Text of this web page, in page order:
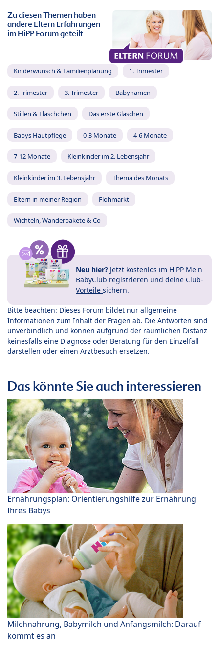
Zu diesen Themen haben
andere Eltern Erfahrungen
im HiPP Forum geteilt
Kinderwunsch & Familienplanung 1. Trimester
2. Trimester 3. Trimester Babynamen
Stillen & Fläschchen Das erste Gläschen
Babys Hautpflege 0-3 Monate 4-6 Monate
7-12 Monate Kleinkinder im 2. Lebensjahr
Kleinkinder im 3. Lebensjahr Thema des Monats
Eltern in meiner Region Flohmarkt
Wichteln, Wanderpakete & Co
Neu hier? Jetzt kostenlos im HiPP Mein
BabyClub registrieren und deine Club-
Vorteile sichern.
Bitte beachten: Dieses Forum bildet nur allgemeine
Informationen zum Inhalt der Fragen ab. Die Antworten sind
unverbindlich und können aufgrund der räumlichen Distanz
keinesfalls eine Diagnose oder Beratung für den Einzelfall
darstellen oder einen Arztbesuch ersetzen.
Das könnte Sie auch interessieren
Ernährungsplan: Orientierungshilfe zur Ernährung
Ihres Babys
Milchnahrung, Babymilch und Anfangsmilch: Darauf
kommt es an